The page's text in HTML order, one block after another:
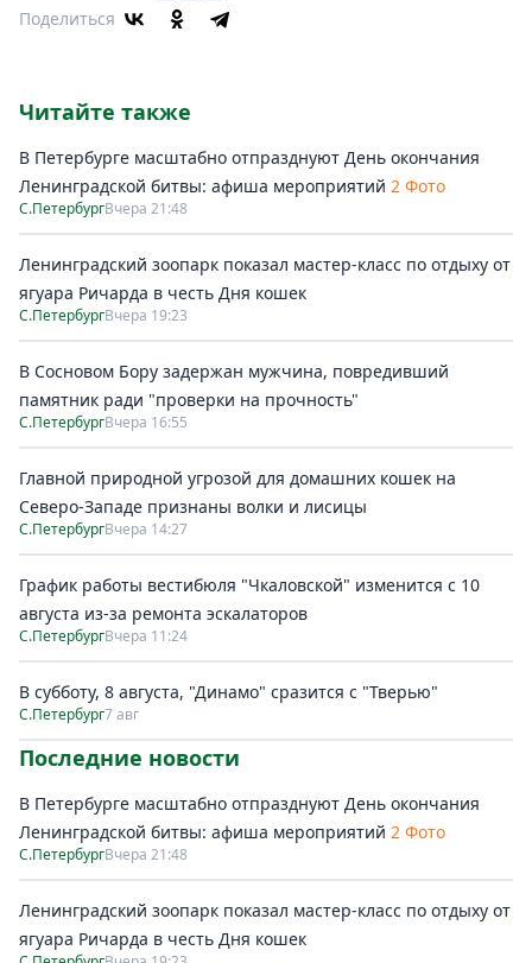
Поделиться
Читайте также
В Петербурге масштабно отпразднуют День окончания
Ленинградской битвы: афиша мероприятий 2 Фото
С.ПетербургВчера 21:48
Ленинградский зоопарк показал мастер-класс по отдыху от
ягуара Ричарда в честь Дня кошек
С.ПетербургВчера 19:23
В Сосновом Бору задержан мужчина, повредивший
памятник ради "проверки на прочность"
С.ПетербургВчера 16:55
Главной природной угрозой для домашних кошек на
Северо-Западе признаны волки и лисицы
С.ПетербургВчера 14:27
График работы вестибюля "Чкаловской" изменится с 10
августа из-за ремонта эскалаторов
С.ПетербургВчера 11:24
В субботу, 8 августа, "Динамо" сразится с "Тверью"
С.Петербург7 авг
Последние новости
В Петербурге масштабно отпразднуют День окончания
Ленинградской битвы: афиша мероприятий 2 Фото
С.ПетербургВчера 21:48
Ленинградский зоопарк показал мастер-класс по отдыху от
ягуара Ричарда в честь Дня кошек